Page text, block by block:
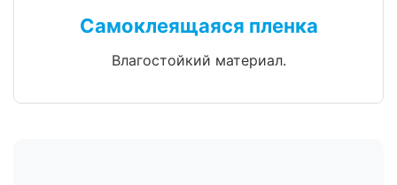
Самоклеящаяся пленка
Влагостойкий материал.